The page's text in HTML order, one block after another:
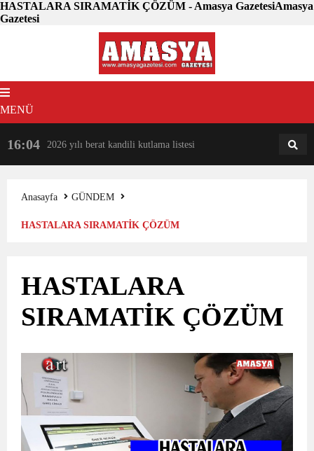
HASTALARA SIRAMATİK ÇÖZÜM - Amasya GazetesiAmasya
Gazetesi
MENÜ
16:04 2026 yılı berat kandili kutlama listesi 18:31
Anasayfa
GÜNDEM
HASTALARA SIRAMATİK ÇÖZÜM
HASTALARA
SIRAMATİK ÇÖZÜM